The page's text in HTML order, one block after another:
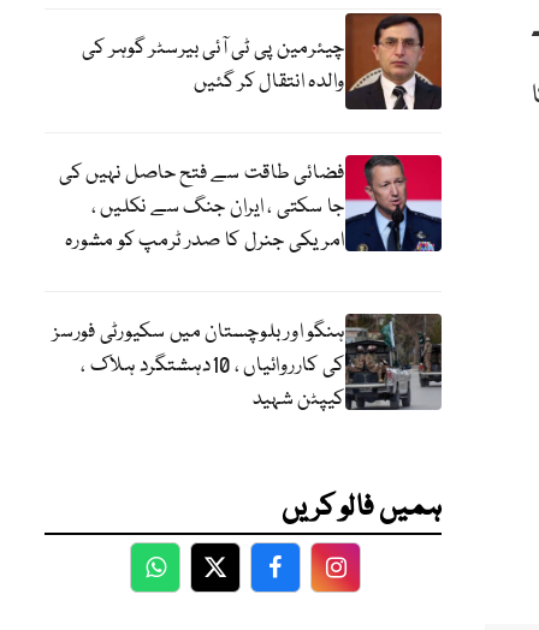
چیئرمین پی ٹی آئی بیرسٹر گوہر کی
والدہ انتقال کر گئیں
فضائی طاقت سے فتح حاصل نہیں کی
جا سکتی ، ایران جنگ سے نکلیں ،
امریکی جنرل کا صدر ٹرمپ کو مشورہ
ہنگو اور بلوچستان میں سکیورٹی فورسز
کی کارروائیاں ، 10دہشتگرد ہلاک ،
کیپٹن شہید
ہمیں فالو کریں
WhatsApp
TwitterFacebookFacebook